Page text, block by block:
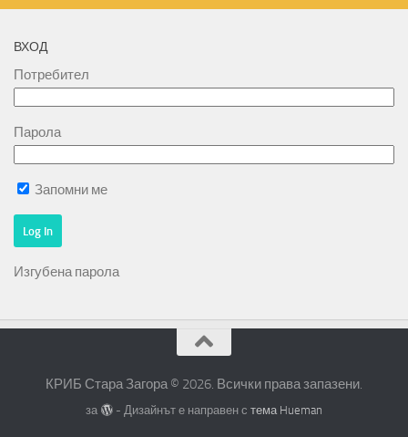
ВХОД
Потребител
Парола
Запомни ме
Изгубена парола
КРИБ Стара Загора © 2026. Всички права запазени.
за - Дизайнът е направен с тема Hueman